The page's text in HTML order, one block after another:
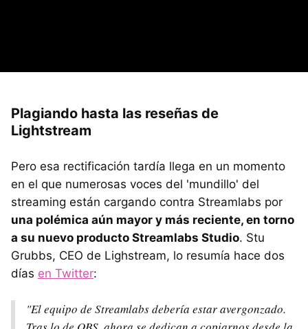
Plagiando hasta las reseñas de
Lightstream
Pero esa rectificación tardía llega en un momento
en el que numerosas voces del 'mundillo' del
streaming están cargando contra Streamlabs por
una polémica aún mayor y más reciente, en torno
a su nuevo producto Streamlabs Studio. Stu
Grubbs, CEO de Lighstream, lo resumía hace dos
días en Twitter:
"El equipo de Streamlabs debería estar avergonzado.